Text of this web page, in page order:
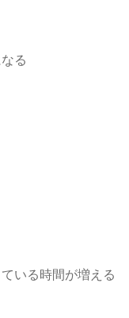
る
いる時間が増える